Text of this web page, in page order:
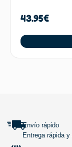
43.95€
Envío rápido
Entrega rápida y